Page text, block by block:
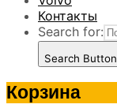
Контакты
Search for:
Search Button
Корзина